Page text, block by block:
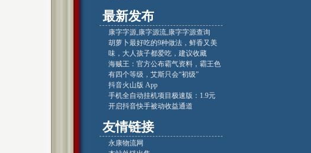
最新发布
康字字源,康字源流,康字字源查询
胡萝卜最好吃的9种做法，鲜香又美
味，大人孩子都爱吃，建议收藏
海贼王：官方公布霸气资料，霸王色
有四个等级，艾斯只会“初级”
‎抖音火山版 App
手机全自动挂机项目极速版：1.9元
开启抖音快手被动收益通道
友情链接
永康物流网